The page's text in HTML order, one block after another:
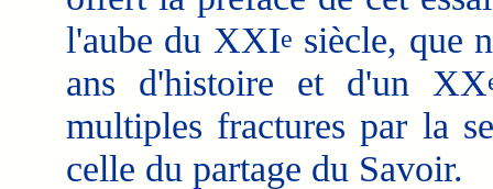
l'aube du XXIe siècle, que
ans d'histoire et d'un XX
multiples fractures par la
celle du partage du Savoir.